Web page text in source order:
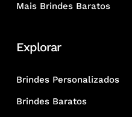
Mais Brindes Baratos
Explorar
Brindes Personalizados
Brindes Baratos